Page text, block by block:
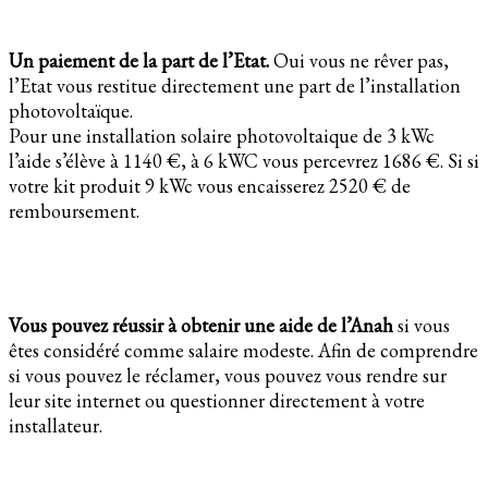
Un paiement de la part de l’Etat.Oui vous ne rêver pas,
l’Etat vous restitue directement une part de l’installation
photovoltaïque.
Pour une installation solaire photovoltaique de 3 kWc
l’aide s’élève à 1140 €, à 6 kWC vous percevrez 1686 €. Si si
votre kit produit 9 kWc vous encaisserez 2520 € de
remboursement.
Vous pouvez réussir à obtenir une aide de l’Anahsi vous
êtes considéré comme salaire modeste. Afin de comprendre
si vous pouvez le réclamer, vous pouvez vous rendre sur
leur site internet ou questionner directement à votre
installateur.